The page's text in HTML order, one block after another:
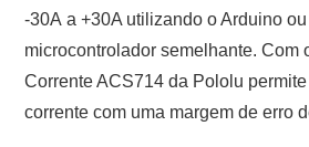
-30A a +30A utilizando o Arduino
microcontrolador semelhante. Com
Corrente ACS714 da Pololu
corrente com uma margem de erro